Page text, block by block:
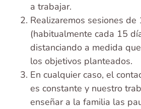
a trabajar.
Realizaremos sesiones de
(habitualmente cada 15
distanciando a medida
los objetivos planteados.
En cualquier caso, el
es constante y nuestro
enseñar a la familia las